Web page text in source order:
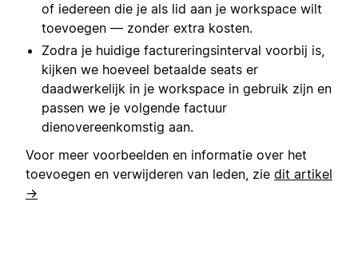
of iedereen die je als lid aan je workspace wilt
toevoegen — zonder extra kosten.
Zodra je huidige factureringsinterval voorbij is,
kijken we hoeveel betaalde seats er
daadwerkelijk in je workspace in gebruik zijn en
passen we je volgende factuur
dienovereenkomstig aan.
Voor meer voorbeelden en informatie over het
toevoegen en verwijderen van leden, zie dit artikel
→